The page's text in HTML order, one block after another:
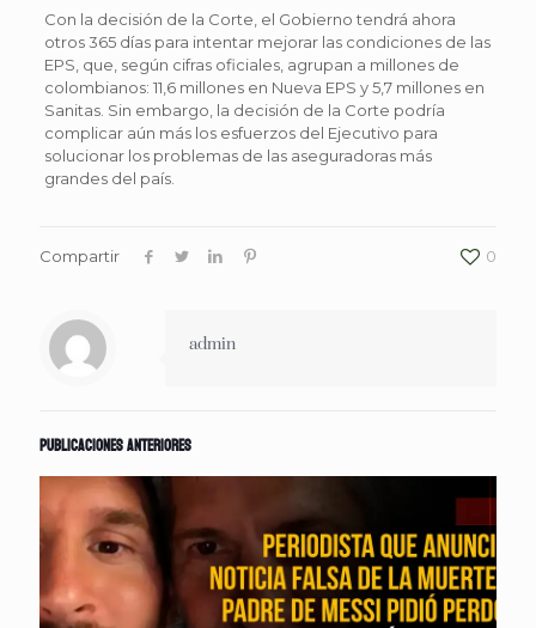
Con la decisión de la Corte, el Gobierno tendrá ahora
otros 365 días para intentar mejorar las condiciones de las
EPS, que, según cifras oficiales, agrupan a millones de
colombianos: 11,6 millones en Nueva EPS y 5,7 millones en
Sanitas. Sin embargo, la decisión de la Corte podría
complicar aún más los esfuerzos del Ejecutivo para
solucionar los problemas de las aseguradoras más
grandes del país.
Compartir 0
admin
Publicaciones anteriores